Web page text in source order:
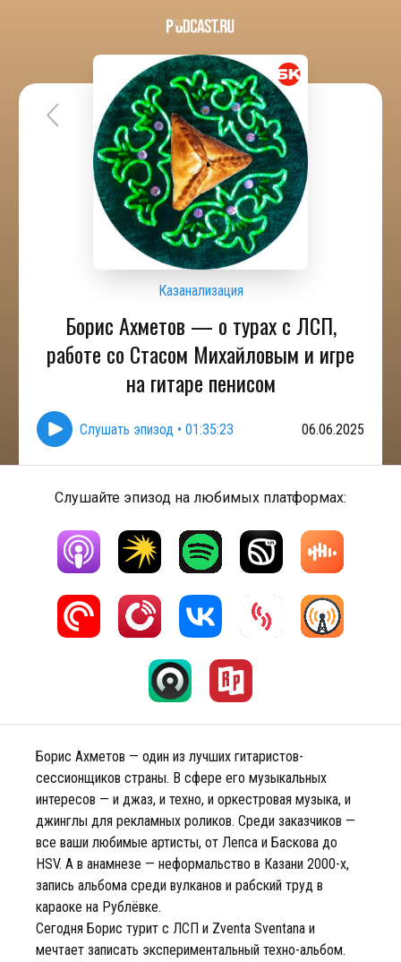
Казанализация
Борис Ахметов — о турах с ЛСП,
работе со Стасом Михайловым и игре
на гитаре пенисом
Слушать эпизод • 01:35:23 06.06.2025
Слушайте эпизод на любимых платформах:
Борис Ахметов — один из лучших гитаристов-
сессионщиков страны. В сфере его музыкальных
интересов — и джаз, и техно, и оркестровая музыка, и
джинглы для рекламных роликов. Среди заказчиков —
все ваши любимые артисты, от Лепса и Баскова до
HSV. А в анамнезе — неформальство в Казани 2000-х,
запись альбома среди вулканов и рабский труд в
караоке на Рублёвке.
Сегодня Борис турит с ЛСП и Zventa Sventana и
мечтает записать экспериментальный техно-альбом.